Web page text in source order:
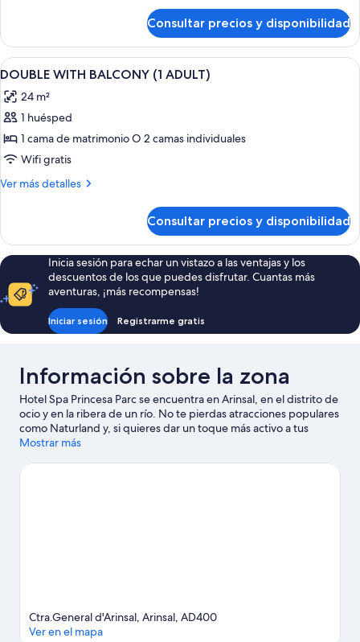
ADULTS)
WITH
BALCONY
(2
Consultar precios y disponibilidad
Abrir
todas
las
fotos
de
DOUBLE
WITH
ADULT)
Ropa de cama de alta calidad,
3
DOUBLE WITH BALCONY (1 ADULT)
24 m²
1 huésped
1 cama de matrimonio O 2 camas individuales
Wifi gratis
Ver más detalles
Más
WITH
BALCONY
(1
ADULT)
Consultar precios y disponibilidad
Inicia sesión para echar un vistazo a las ventajas y los
descuentos de los que puedes disfrutar. Cuantas más
aventuras, ¡más recompensas!
Iniciar sesión Registrarme gratis
Información sobre la zona
Hotel Spa Princesa Parc se encuentra en Arinsal, en el distrito de
ocio y en la ribera de un río. No te pierdas atracciones populares
como Naturland y, si quieres dar un toque más activo a tus
vacaciones, acércate a Estación de esquí Vallnord y Telesilla de
de Pal-Arinsal y Spa Caldea. Al estar junto a la montaña, podrás
Mostrar más
Ctra.General d'Arinsal, Arinsal, AD400
Ver en el mapa